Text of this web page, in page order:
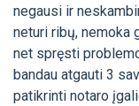
negausi ir
neturi ribų, nemoka
net spręsti
bandau atgauti 3
patikrinti notaro